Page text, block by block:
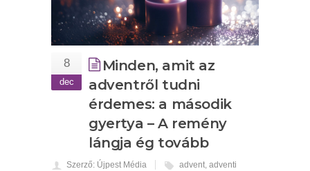
8
dec
Minden, amit az
adventről tudni
érdemes: a második
gyertya – A remény
lángja ég tovább
Szerző: Újpest Média advent, adventi